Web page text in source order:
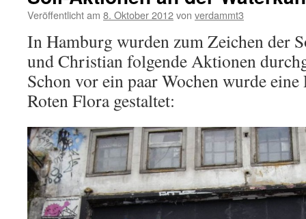
Veröffentlicht am 8. Oktober 2012von verdammt3
In Hamburg wurden zum Zeichen der
und Christian folgende Aktionen
Schon vor ein paar Wochen wurde eine
Roten Flora gestaltet: